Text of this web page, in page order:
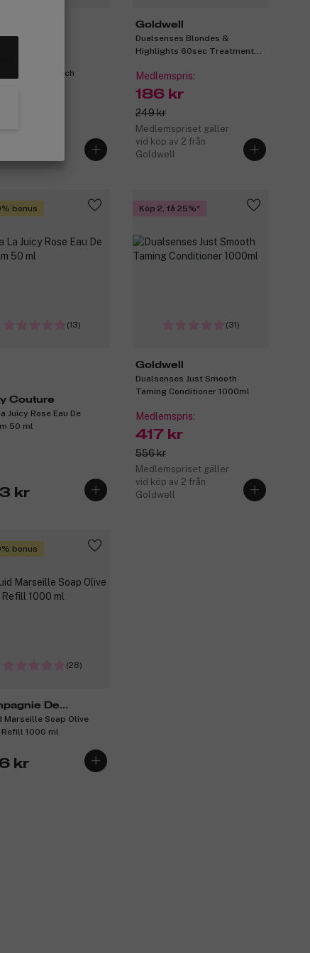
Omega-Rich
Goldwell
Dualsenses Blondes &
Highlights 60sec Treatment
Medlemspris:
186 kr
249 kr
Medlemspriset gäller
vid köp av 2 från
Goldwell
bonus
(13)
Couture
Juicy Rose Eau De
50 ml
kr
Köp 2, få 25%
(31)
Goldwell
Dualsenses Just Smooth
Taming Conditioner 1000ml
Medlemspris:
417 kr
556 kr
Medlemspriset gäller
vid köp av 2 från
Goldwell
bonus
(28)
De
Marseille Soap Olive
Refill 1000 ml
kr